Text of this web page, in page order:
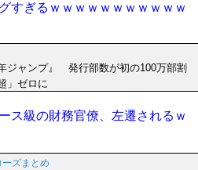
すぎるｗｗｗｗｗｗｗｗｗｗｗ
ジャンプ』 発行部数が初の100万部割
」ゼロに
ス級の財務官僚、左遷されるｗ
ズまとめ